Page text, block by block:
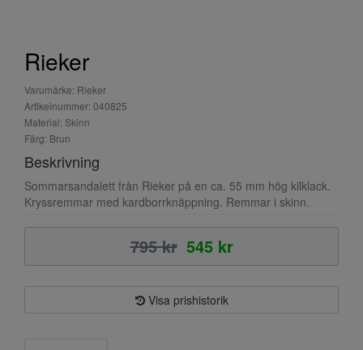
Rieker
Varumärke: Rieker
Artikelnummer: 040825
Material: Skinn
Färg: Brun
Beskrivning
Sommarsandalett från Rieker på en ca. 55 mm hög kilklack.
Kryssremmar med kardborrknäppning. Remmar i skinn.
795 kr 545 kr
Visa prishistorik